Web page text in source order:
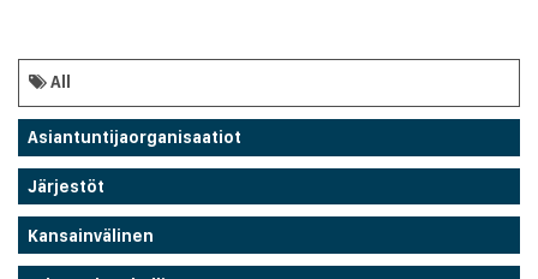
All
Asiantuntijaorganisaatiot
Järjestöt
Kansainvälinen